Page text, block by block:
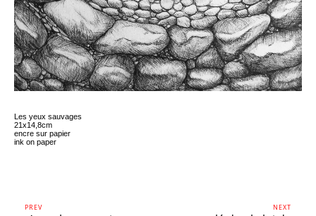
Les yeux sauvages
21x14,8cm
encre sur papier
ink on paper
PREV NEXT